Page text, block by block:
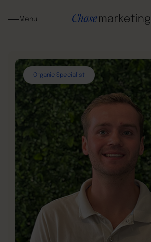
Menu
Organic Specialist